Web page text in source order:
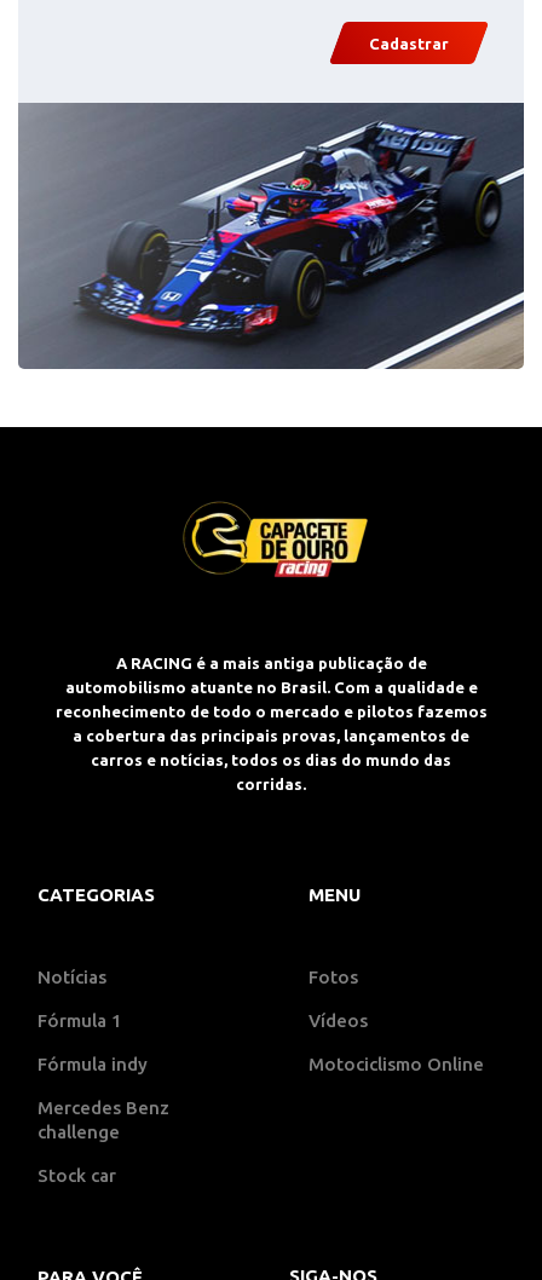
Cadastrar
A RACING é a mais antiga publicação de
automobilismo atuante no Brasil. Com a qualidade e
reconhecimento de todo o mercado e pilotos fazemos
a cobertura das principais provas, lançamentos de
carros e notícias, todos os dias do mundo das
corridas.
CATEGORIAS
Notícias
Fórmula 1
Fórmula indy
Mercedes Benz
challenge
Stock car
MENU
Fotos
Vídeos
Motociclismo Online